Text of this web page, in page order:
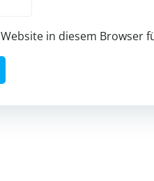
in diesem